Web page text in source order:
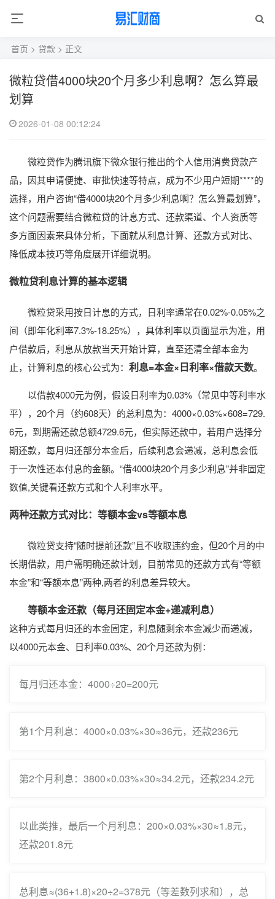
首页 > 贷款 > 正文
微粒贷借4000块20个月多少利息啊？怎么算最
划算
2026-01-08 00:12:24
微粒贷作为腾讯旗下微众银行推出的个人信用消费贷款产
品，因其申请便捷、审批快速等特点，成为不少用户短期****的
选择，用户咨询“借4000块20个月多少利息啊？怎么算最划算”，
这个问题需要结合微粒贷的计息方式、还款渠道、个人资质等
多方面因素来具体分析，下面就从利息计算、还款方式对比、
降低成本技巧等角度展开详细说明。
微粒贷利息计算的基本逻辑
微粒贷采用按日计息的方式，日利率通常在0.02%-0.05%之
间（即年化利率7.3%-18.25%），具体利率以页面显示为准，用
户借款后，利息从放款当天开始计算，直至还清全部本金为
止，计算利息的核心公式为： 利息=本金×日利率×借款天数。
以借款4000元为例，假设日利率为0.03%（常见中等利率水
平），20个月（约608天）的总利息为：4000×0.03%×608=729.
6元，到期需还款总额4729.6元，但实际还款中，若用户选择分
期还款，每月归还部分本金后，后续利息会递减，总利息会低
于一次性还本付息的金额。“借4000块20个月多少利息”并非固定
数值,关键看还款方式和个人利率水平。
两种还款方式对比：等额本金vs等额本息
微粒贷支持“随时提前还款”且不收取违约金，但20个月的中
长期借款，用户需明确还款计划，目前常见的还款方式有“等额
本金”和“等额本息”两种,两者的利息差异较大。
等额本金还款（每月还固定本金+递减利息）
这种方式每月归还的本金固定，利息随剩余本金减少而递减，
以4000元本金、日利率0.03%、20个月还款为例：
每月归还本金：4000÷20=200元
第1个月利息：4000×0.03%×30≈36元，还款236元
第2个月利息：3800×0.03%×30≈34.2元，还款234.2元
以此类推，最后一个月利息：200×0.03%×30≈1.8元，
还款201.8元
总利息≈(36+1.8)×20÷2=378元（等差数列求和），总